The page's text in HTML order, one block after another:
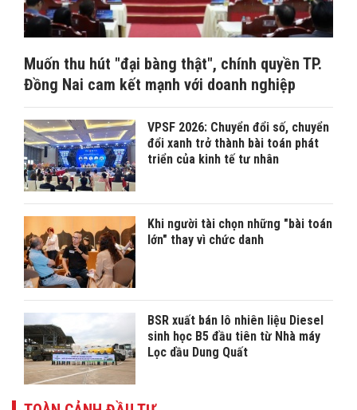
Muốn thu hút "đại bàng thật", chính quyền TP.
Đồng Nai cam kết mạnh với doanh nghiệp
VPSF 2026: Chuyển đổi số, chuyển
đổi xanh trở thành bài toán phát
triển của kinh tế tư nhân
Khi người tài chọn những "bài toán
lớn" thay vì chức danh
BSR xuất bán lô nhiên liệu Diesel
sinh học B5 đầu tiên từ Nhà máy
Lọc dầu Dung Quất